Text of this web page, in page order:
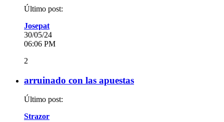
Último post:
Josepat
30/05/24
06:06 PM
2
arruinado con las apuestas
Último post:
Strazor